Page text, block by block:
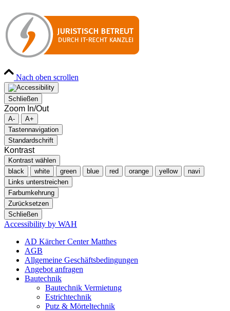
Nach oben scrollen
Schließen
Zoom In/Out
A-
A+
Tastennavigation
Standardschrift
Kontrast
Kontrast wählen
black
white green blue red orange yellow
navi
Links unterstreichen
Farbumkehrung
Zurücksetzen
Schließen
Accessibility by WAH
AD Kärcher Center Matthes
AGB
Allgemeine Geschäftsbedingungen
Angebot anfragen
Bautechnik
Bautechnik Vermietung
Estrichtechnik
Putz & Mörteltechnik